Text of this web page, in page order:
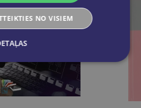
NO VISIEM